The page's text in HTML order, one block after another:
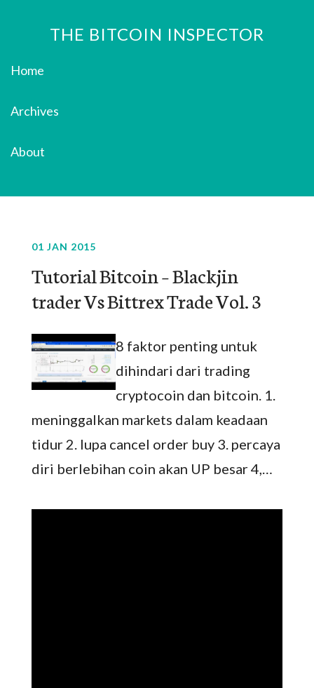
THE BITCOIN INSPECTOR
Home
Archives
About
01 JAN 2015
Tutorial Bitcoin – Blackjin
trader Vs Bittrex Trade Vol. 3
8 faktor penting untuk
dihindari dari trading
cryptocoin dan bitcoin. 1.
meninggalkan markets dalam keadaan
tidur 2. lupa cancel order buy 3. percaya
diri berlebihan coin akan UP besar 4,…